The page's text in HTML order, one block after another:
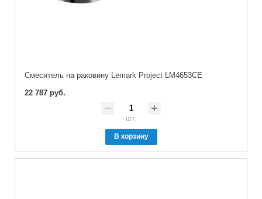
Cмеситель на раковину Lemark Project LM4653CE
22 787 руб.
шт.
В корзину